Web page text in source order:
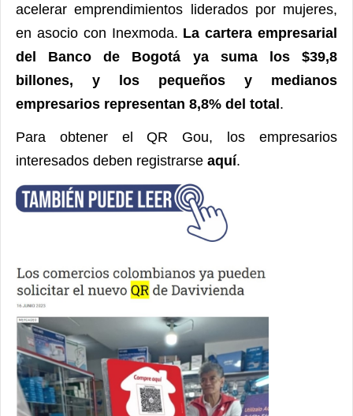
acelerar emprendimientos liderados por mujeres,
en asocio con Inexmoda. La cartera empresarial
del Banco de Bogotá ya suma los $39,8
billones, y los pequeños y medianos
empresarios representan 8,8% del total.
Para obtener el QR Gou, los empresarios
interesados deben registrarse aquí.